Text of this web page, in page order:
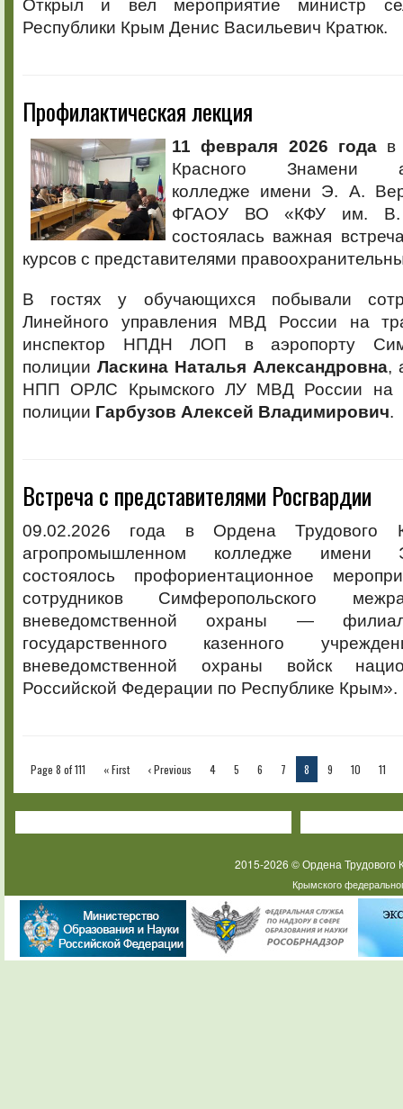
Открыл и вел мероприятие министр
Республики Крым Денис Васильевич Кратюк.
Профилактическая лекция
11 февраля 2026 года в
Красного Знамени
колледже имени Э. А.
ФГАОУ ВО «КФУ им. В.
состоялась важная
курсов с представителями
В гостях у обучающихся побывали
Линейного управления МВД России на
инспектор НПДН ЛОП в аэропорту
полиции Ласкина Наталья Александровна,
НПП ОРЛС Крымского ЛУ МВД России на
полиции Гарбузов Алексей Владимирович.
Встреча с представителями Росгвардии
09.02.2026 года в Ордена Трудового
агропромышленном колледже имени
состоялось профориентационное
сотрудников Симферопольского
вневедомственной охраны —
государственного казенного
вневедомственной охраны войск
Российской Федерации по Республике Крым».
Page 8 of 111 « First ‹ Previous 4 5 6 7 8 9 10 11
2015-2026 © Ордена
Крымского